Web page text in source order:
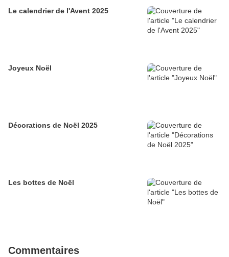
Le calendrier de l'Avent 2025
Joyeux Noël
Décorations de Noël 2025
Les bottes de Noël
Commentaires